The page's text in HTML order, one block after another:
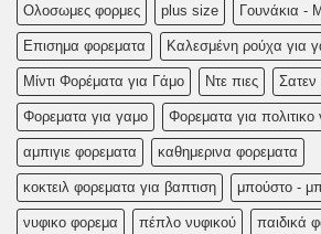
Oλoσωμες φoρμες plus size Γουνάκια -
Επισημα φορεματα Καλεσμένη ρούχα για
Μίντι Φορέματα για Γάμο Ντε πιες Σατεν
Φορεματα για γαμο Φορεματα για πολιτικο
αμπιγιε φορεματα καθημερινα φορεματα
κοκτειλ φορεματα για βαπτιση μπούστο -
νυφικο φορεμα πέπλο νυφικού παιδικά